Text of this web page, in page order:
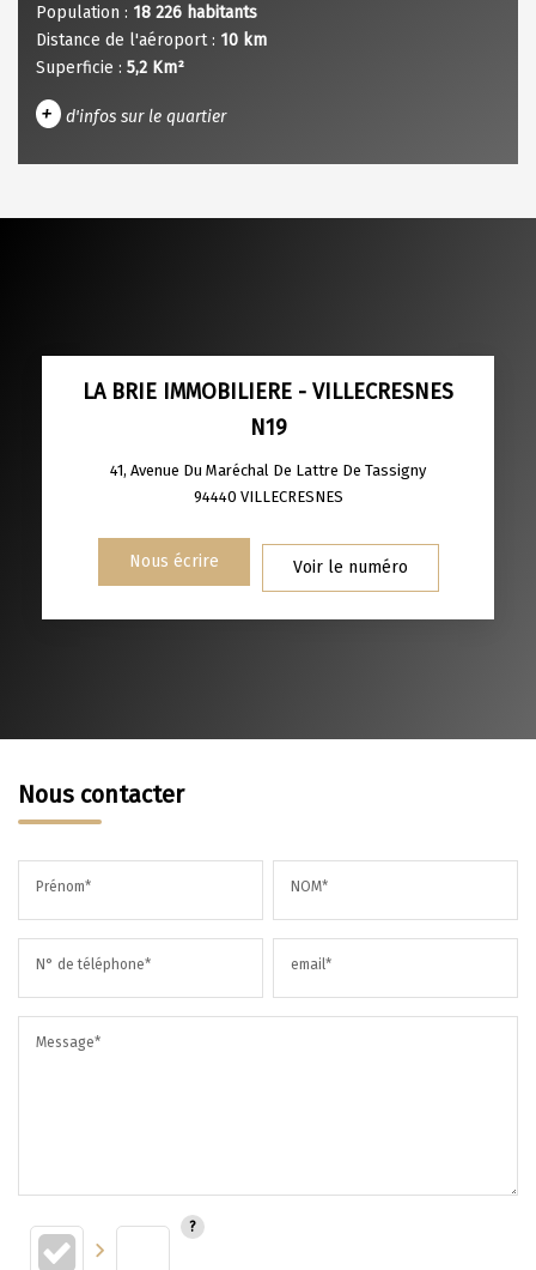
Population : 18 226 habitants
Distance de l'aéroport : 10 km
Superficie : 5,2 Km²
+ d'infos sur le quartier
SUPERFICIE :
ECOLES ET CRÈCHES
RESTAURANTS ET CAFÉS COMMERCES
LA BRIE IMMOBILIERE - VILLECRESNES
N19
41, Avenue Du Maréchal De Lattre De Tassigny
94440 VILLECRESNES
Nous écrire Voir le numéro
Nous contacter
Prénom* NOM*
N° de téléphone* email*
Message*